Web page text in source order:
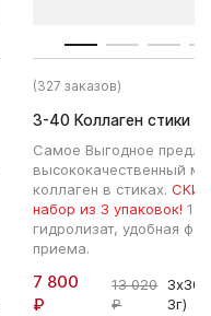
(327 заказов)
3-40 Коллаген стики
Самое Выгодное
высококачественный
коллаген в стиках.
набор из 3 упаковок!
гидролизат, удобная
приема.
7 800
₽
13 020
₽
3х30
3г)